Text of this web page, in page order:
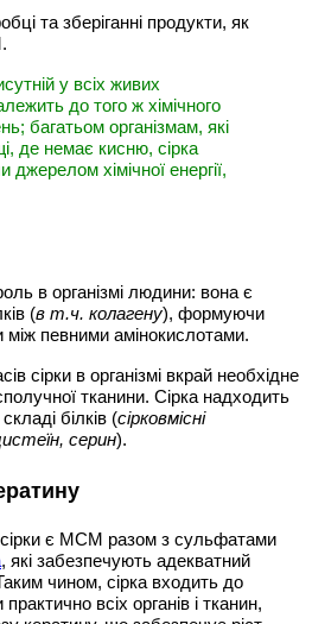
та зберіганні продукти, як
у всіх живих
до того ж хімічного
багатьом організмам, які
де немає кисню, сірка
хімічної енергії,
в організмі людини: вона є
(в т.ч. колагену), формуючи
між певними амінокислотами.
сірки в організмі вкрай необхідне
тканини. Сірка надходить
білків (сірковмісні
серин).
є МСМ разом з сульфатами
, які забезпечують адекватний
чином, сірка входить до
всіх органів і тканин,